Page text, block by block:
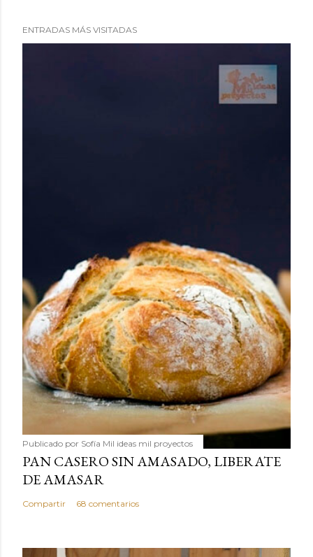
ENTRADAS MÁS VISITADAS
Publicado por Sofía Mil ideas mil proyectos
PAN CASERO SIN AMASADO, LIBERATE
DE AMASAR
Compartir 68 comentarios